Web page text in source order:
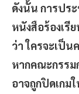
ดังนั้น การปร
หนังสือร้องเรี
ว่า ใครจะเป็
หากคณะกรรม
อาจถูกปิดเกม